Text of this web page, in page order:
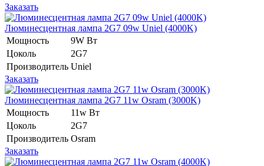
Заказать
Люминесцентная лампа 2G7 09w Uniel (4000K)
Мощность
9W Вт
Цоколь
2G7
Производитель Uniel
Заказать
Люминесцентная лампа 2G7 11w Osram (3000K)
Мощность
11w Вт
Цоколь
2G7
Производитель Osram
Заказать